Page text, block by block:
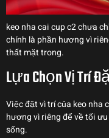
keo nha cai cup c2 chưa
chính là phần hương vì
thất mặt trong.
Lựa Chọn Vị Trí
Việc đặt vì trí của keo nha
hương vì riêng để về tối
sống.